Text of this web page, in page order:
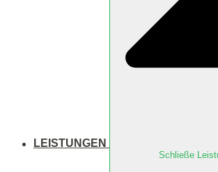
LEISTUNGEN
Schließe